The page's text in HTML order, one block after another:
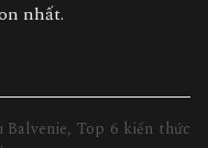
nhất.
Balvenie, Top 6 kiến thức